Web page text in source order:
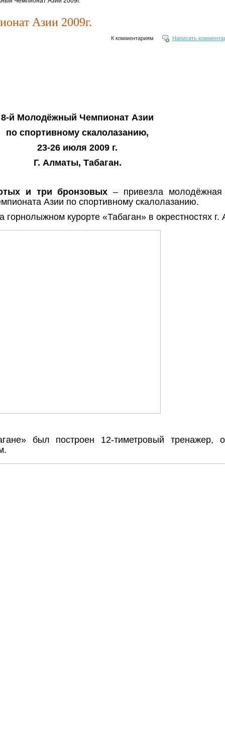
Азии 2009г.
К комментариям Написать
8-й Молодёжный Чемпионат Азии
по спортивному скалолазанию,
23-26 июля 2009 г.
Г. Алматы, Табаган.
и три бронзовых – привезла
Азии по спортивному скалолазанию.
курорте «Табаган» в окрестностях г.
был построен 12-тиметровый тренажер,